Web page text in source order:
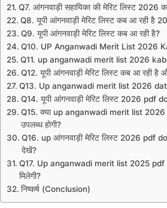
Q7. आंगनवाड़ी सहायिका की मेरिट लिस्ट 2026
Q8. यूपी आंगनवाड़ी मेरिट लिस्ट कब आ रही है
Q9. यूपी आंगनवाड़ी मेरिट लिस्ट कब आ रही है?
Q10. UP Anganwadi Merit List 2026
Q11. up anganwadi merit list 2026
Q12. यूपी आंगनवाड़ी मेरिट लिस्ट कब आ रही है
Q13. Up anganwadi merit list 2026
Q14. यूपी आंगनवाड़ी मेरिट लिस्ट 2026 pdf
Q15. क्या up anganwadi merit list 2026
उपलब्ध होगी?
Q16. up आंगनवाड़ी मेरिट लिस्ट 2026 pdf
देखें?
Q17. Up anganwadi merit list 2025
मिलेगी?
निष्कर्ष (Conclusion)